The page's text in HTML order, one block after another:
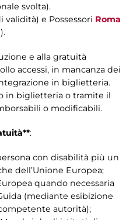
svolta).
validità) e Possessori Roma
e alla gratuità
accessi, in mancanza dei
in biglietteria.
in biglietteria o tramite il
o modificabili.
:
con disabilità più un
dell’Unione Europea;
quando necessaria
(mediante esibizione
autorità);